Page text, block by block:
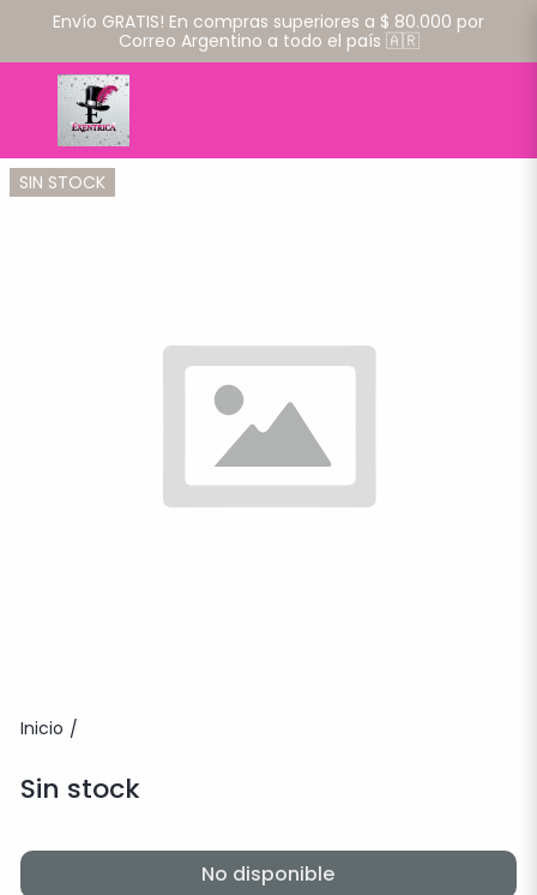
Envío GRATIS! En compras superiores a $ 80.000 por
Correo Argentino a todo el país 🇦🇷
SIN STOCK
Inicio /
Sin stock
No disponible